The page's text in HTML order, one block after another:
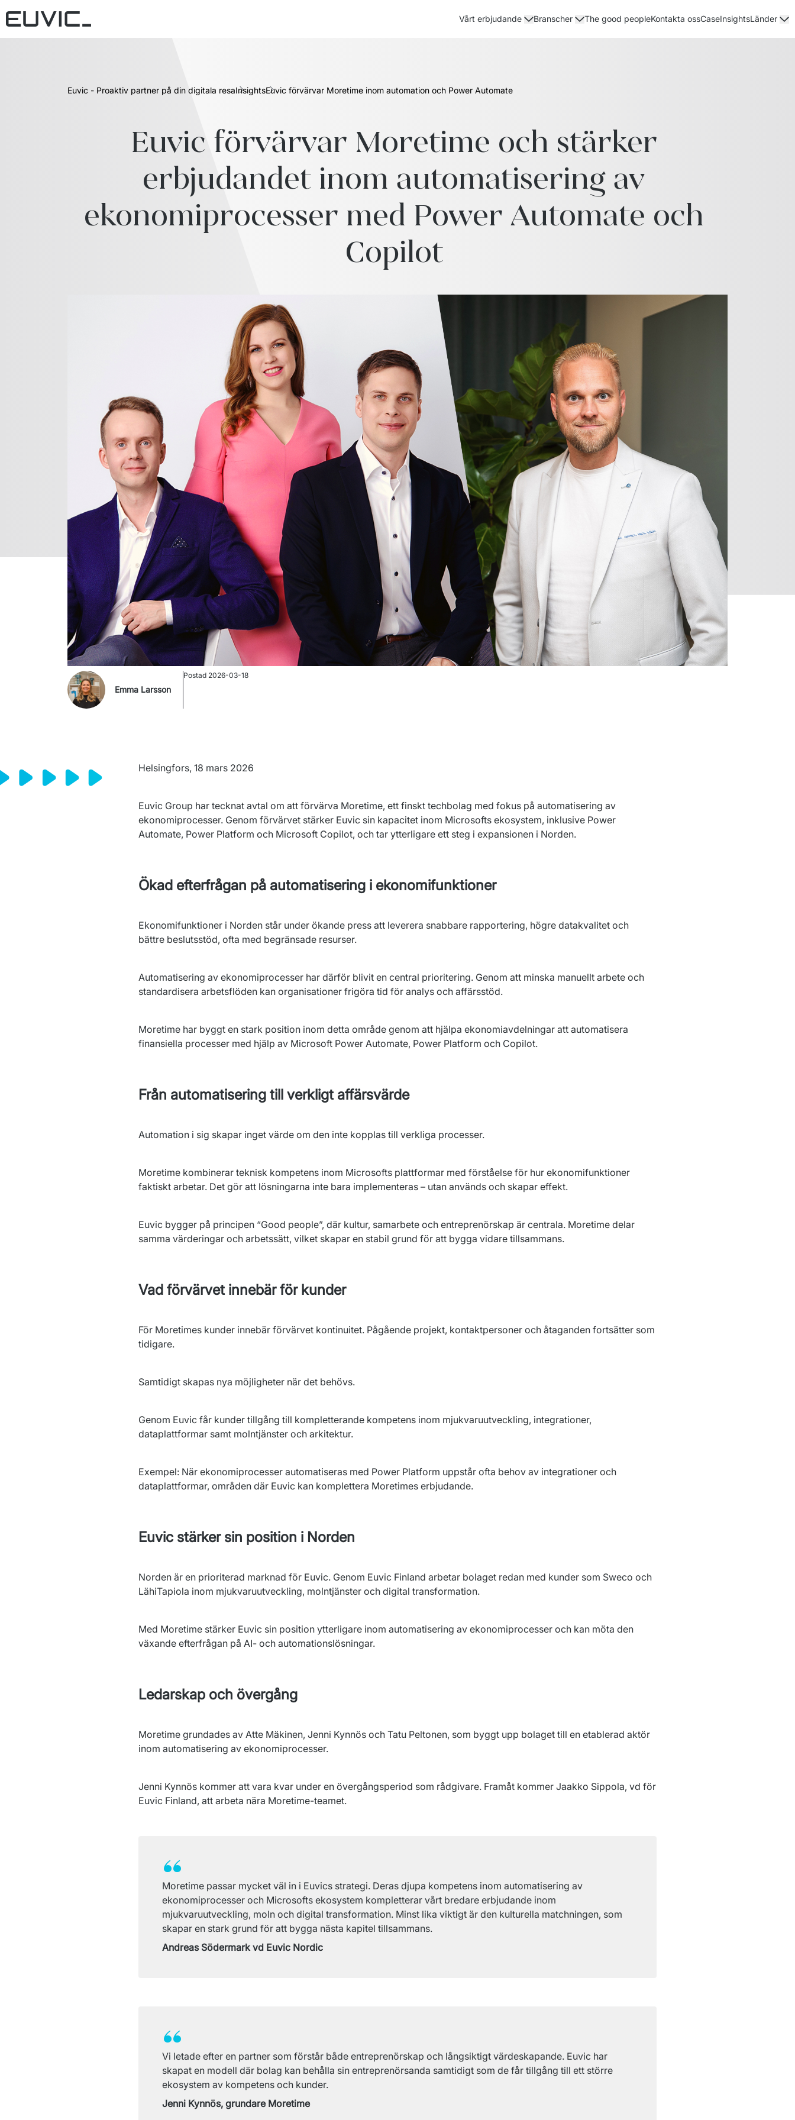
Vårt erbjudande Branscher The good peopleKontakta ossCaseInsightsLänder
Euvic - Proaktiv partner på din digitala resaInsightsEuvic förvärvar Moretime inom automation och Power Automate
Euvic förvärvar Moretime och stärker
erbjudandet inom automatisering av
ekonomiprocesser med Power Automate och
Copilot
Emma Larsson
Postad 2026-03-18
Helsingfors, 18 mars 2026
Euvic Group har tecknat avtal om att förvärva Moretime, ett finskt techbolag med fokus på automatisering av
ekonomiprocesser. Genom förvärvet stärker Euvic sin kapacitet inom Microsofts ekosystem, inklusive Power
Automate, Power Platform och Microsoft Copilot, och tar ytterligare ett steg i expansionen i Norden.
Ökad efterfrågan på automatisering i ekonomifunktioner
Ekonomifunktioner i Norden står under ökande press att leverera snabbare rapportering, högre datakvalitet och
bättre beslutsstöd, ofta med begränsade resurser.
Automatisering av ekonomiprocesser har därför blivit en central prioritering. Genom att minska manuellt arbete och
standardisera arbetsflöden kan organisationer frigöra tid för analys och affärsstöd.
Moretime har byggt en stark position inom detta område genom att hjälpa ekonomiavdelningar att automatisera
finansiella processer med hjälp av Microsoft Power Automate, Power Platform och Copilot.
Från automatisering till verkligt affärsvärde
Automation i sig skapar inget värde om den inte kopplas till verkliga processer.
Moretime kombinerar teknisk kompetens inom Microsofts plattformar med förståelse för hur ekonomifunktioner
faktiskt arbetar. Det gör att lösningarna inte bara implementeras – utan används och skapar effekt.
Euvic bygger på principen “Good people”, där kultur, samarbete och entreprenörskap är centrala. Moretime delar
samma värderingar och arbetssätt, vilket skapar en stabil grund för att bygga vidare tillsammans.
Vad förvärvet innebär för kunder
För Moretimes kunder innebär förvärvet kontinuitet. Pågående projekt, kontaktpersoner och åtaganden fortsätter som
tidigare.
Samtidigt skapas nya möjligheter när det behövs.
Genom Euvic får kunder tillgång till kompletterande kompetens inom mjukvaruutveckling, integrationer,
dataplattformar samt molntjänster och arkitektur.
Exempel: När ekonomiprocesser automatiseras med Power Platform uppstår ofta behov av integrationer och
dataplattformar, områden där Euvic kan komplettera Moretimes erbjudande.
Euvic stärker sin position i Norden
Norden är en prioriterad marknad för Euvic. Genom Euvic Finland arbetar bolaget redan med kunder som Sweco och
LähiTapiola inom mjukvaruutveckling, molntjänster och digital transformation.
Med Moretime stärker Euvic sin position ytterligare inom automatisering av ekonomiprocesser och kan möta den
växande efterfrågan på AI- och automationslösningar.
Ledarskap och övergång
Moretime grundades av Atte Mäkinen, Jenni Kynnös och Tatu Peltonen, som byggt upp bolaget till en etablerad aktör
inom automatisering av ekonomiprocesser.
Jenni Kynnös kommer att vara kvar under en övergångsperiod som rådgivare. Framåt kommer Jaakko Sippola, vd för
Euvic Finland, att arbeta nära Moretime-teamet.
Moretime passar mycket väl in i Euvics strategi. Deras djupa kompetens inom automatisering av
ekonomiprocesser och Microsofts ekosystem kompletterar vårt bredare erbjudande inom
mjukvaruutveckling, moln och digital transformation. Minst lika viktigt är den kulturella matchningen, som
skapar en stark grund för att bygga nästa kapitel tillsammans.
Andreas Södermark vd Euvic Nordic
Vi letade efter en partner som förstår både entreprenörskap och långsiktigt värdeskapande. Euvic har
skapat en modell där bolag kan behålla sin entreprenörsanda samtidigt som de får tillgång till ett större
ekosystem av kompetens och kunder.
Jenni Kynnös, grundare Moretime